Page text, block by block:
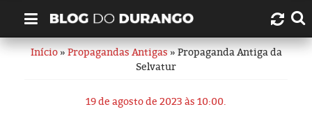
Quem é Durango Duarte?
Links úteis
Início»Propagandas Antigas» Propaganda Antiga da
Selvatur
19 de agosto de 2023 às 10:00.